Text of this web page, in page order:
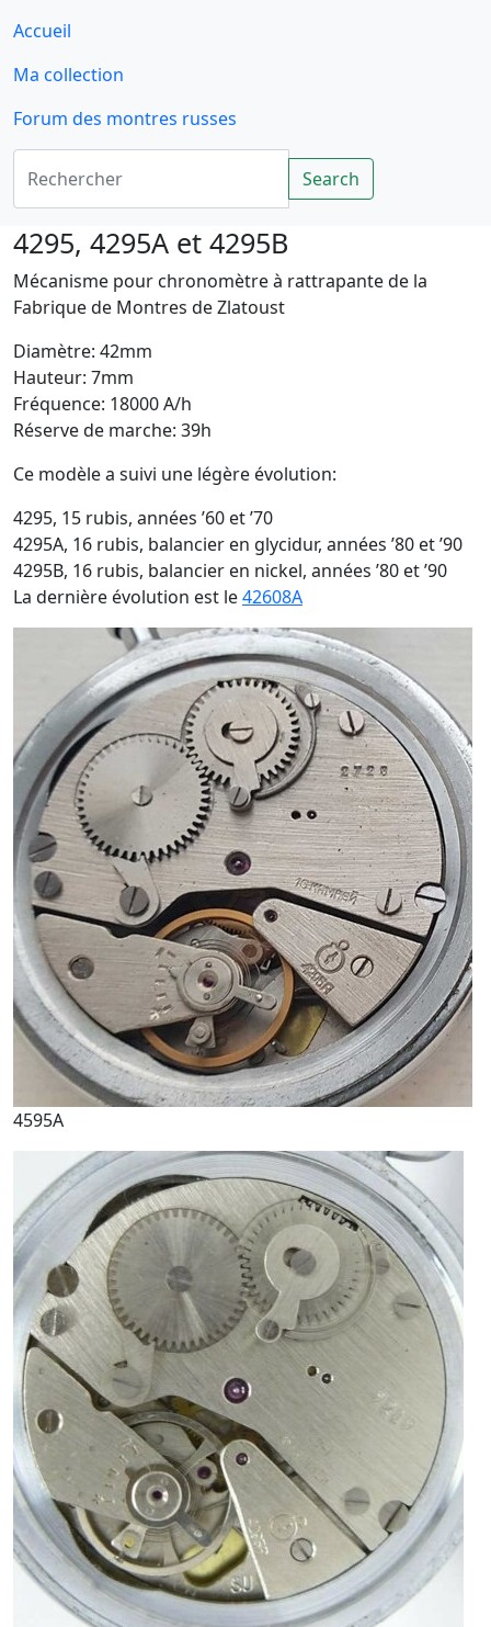
Accueil
Ma collection
Forum des montres russes
Rechercher
Search
4295, 4295A et 4295B
Mécanisme pour chronomètre à rattrapante de la
Fabrique de Montres de Zlatoust
Diamètre: 42mm
Hauteur: 7mm
Fréquence: 18000 A/h
Réserve de marche: 39h
Ce modèle a suivi une légère évolution:
4295, 15 rubis, années ’60 et ’70
4295A, 16 rubis, balancier en glycidur, années ’80 et ’90
4295B, 16 rubis, balancier en nickel, années ’80 et ’90
La dernière évolution est le42608A
4595A